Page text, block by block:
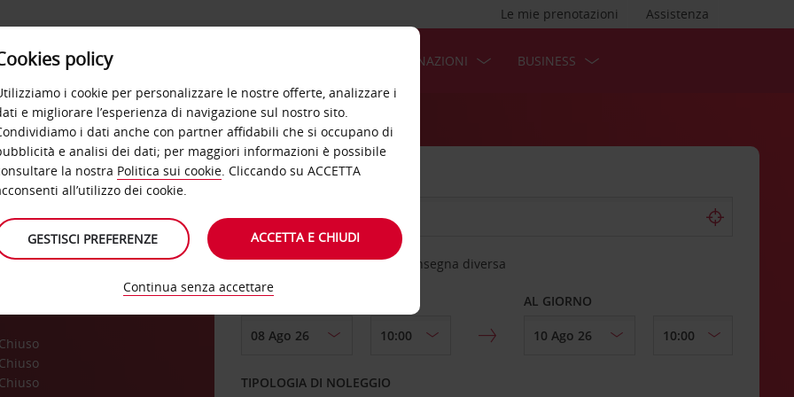
Assistenza
Le mie prenotazioni
OFFERTE DESTINAZIONI BUSINESS
Chiuso
Chiuso
Chiuso
Scegli una località di riconsegna diversa
DAL GIORNO AL GIORNO
TIPOLOGIA DI NOLEGGIO
policy
i cookie per personalizzare le nostre offerte, analizzare i
e migliorare l’esperienza di navigazione sul nostro sito.
i dati anche con partner affidabili che si occupano di
e analisi dei dati; per maggiori informazioni è possibile
la nostra Politica sui cookie. Cliccando su ACCETTA
all’utilizzo dei cookie.
GESTISCI PREFERENZE ACCETTA E CHIUDI
Continua senza accettare